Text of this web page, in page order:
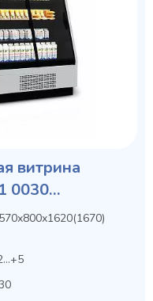
витрина
0030